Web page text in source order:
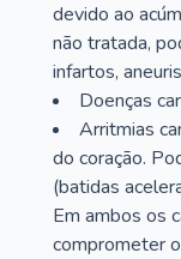
devido ao
não tratada,
infartos,
Doenças
Arritmias
do coração.
(batidas
Em ambos os
comprometer